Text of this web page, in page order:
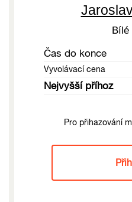
Bílé
Čas do konce
Vyvolávací cena
Nejvyšší příhoz
Pro přihazování